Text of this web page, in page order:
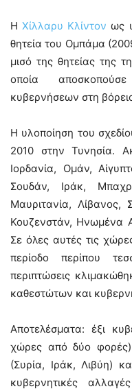
ΗΧίλλαρυ Κλίντον ως
θητεία του Ομπάμα
μισό της θητείας της
οποία
κυβερνήσεων στη
Η υλοποίηση του
2010 στην Τυνησία.
Ιορδανία, Ομάν,
Σουδάν, Ιράκ,
Μαυριτανία, Λίβανος,
Κουζενστάν, Ηνωμένα
Σε όλες αυτές τις
περίοδο περίπου
περιπτώσεις
καθεστώτων και
Αποτελέσματα: έξι
χώρες από δύο φορές),
(Συρία, Ιράκ, Λιβύη)
κυβερνητικές